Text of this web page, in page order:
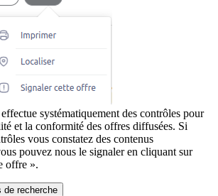
systématiquement des contrôles pour
et la conformité des offres diffusées. Si
vous constatez des contenus
pouvez nous le signaler en cliquant sur
offre ».
de recherche